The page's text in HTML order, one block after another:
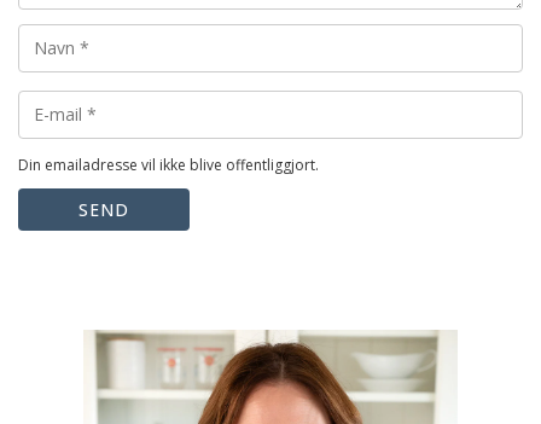
Din emailadresse vil ikke blive offentliggjort.
SEND